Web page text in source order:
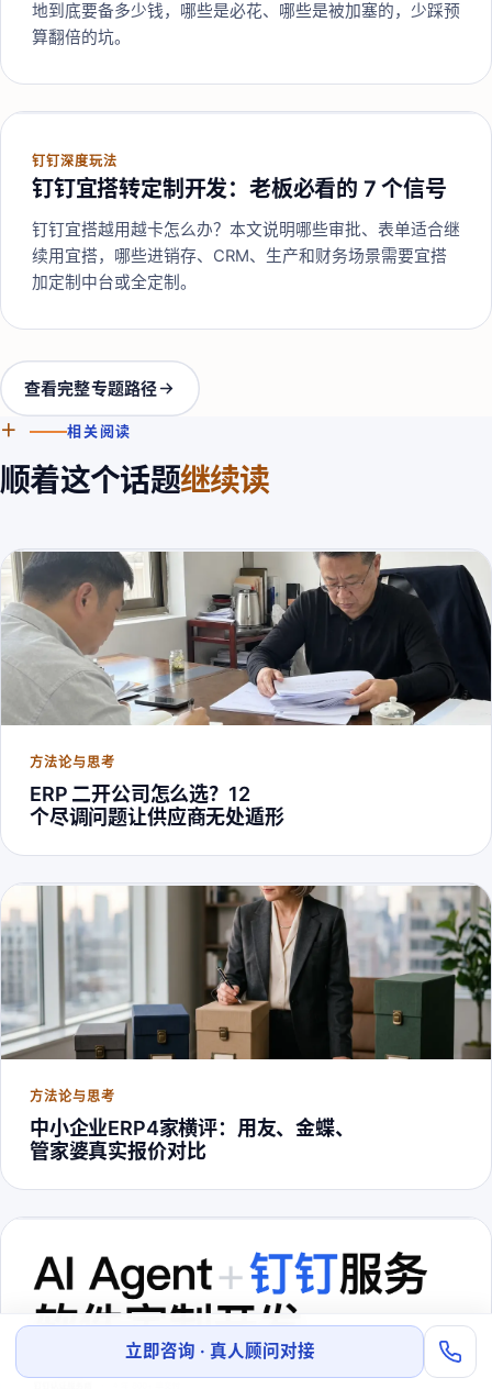
地到底要备多少钱，哪些是必花、哪些是被加塞的，少踩预
算翻倍的坑。
钉钉深度玩法
钉钉宜搭转定制开发：老板必看的 7 个信号
钉钉宜搭越用越卡怎么办？本文说明哪些审批、表单适合继
续用宜搭，哪些进销存、CRM、生产和财务场景需要宜搭
加定制中台或全定制。
查看完整专题路径
＋
相关阅读
顺着这个话题继续读
方法论与思考
ERP 二开公司怎么选？12
个尽调问题让供应商无处遁形
方法论与思考
中小企业ERP4家横评：用友、金蝶、
管家婆真实报价对比
立即咨询 · 真人顾问对接